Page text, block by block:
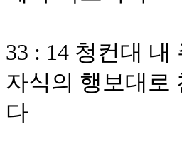
33 : 14 청컨대
자식의 행보대로
다